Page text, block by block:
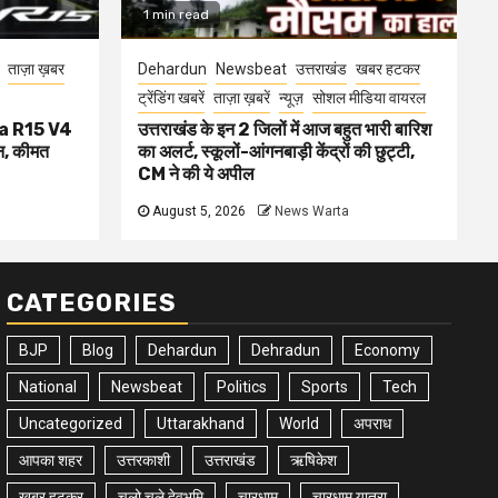
ताज़ा ख़बर
R15 V4
कीमत
1 min read
Dehardun Newsbeat उत्तराखंड खबर हटकर
ट्रेंडिंग खबरें ताज़ा ख़बरें न्यूज़ सोशल मीडिया वायरल
उत्तराखंड के इन 2 जिलों में आज बहुत भारी बारिश
का अलर्ट, स्कूलों-आंगनबाड़ी केंद्रों की छुट्टी,
CM ने की ये अपील
August 5, 2026 News Warta
CATEGORIES
BJP Blog Dehardun Dehradun Economy
National Newsbeat Politics Sports Tech
Uncategorized Uttarakhand World अपराध
आपका शहर उत्तरकाशी उत्तराखंड ऋषिकेश